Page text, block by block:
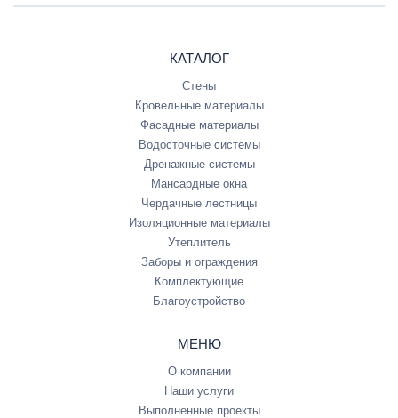
КАТАЛОГ
Стены
Кровельные материалы
Фасадные материалы
Водосточные системы
Дренажные системы
Мансардные окна
Чердачные лестницы
Изоляционные материалы
Утеплитель
Заборы и ограждения
Комплектующие
Благоустройство
МЕНЮ
О компании
Наши услуги
Выполненные проекты